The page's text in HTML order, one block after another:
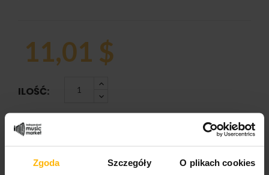
Zgoda Szczegóły O plikach cookies
11,01 $
ILOŚĆ: